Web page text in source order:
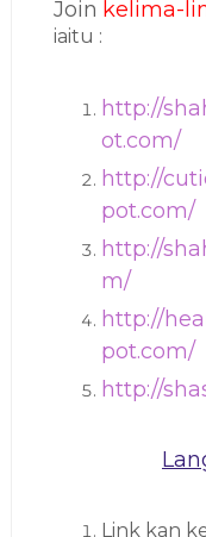
Join kelima-
iaitu :
http://
ot.com/
http://
pot.com/
http://
m/
http://
pot.com/
http://
Link kan